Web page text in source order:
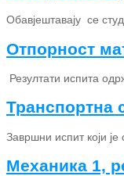
Обавјештавају се
Отпорност
Резултати испита
Транспортна
Завршни испит који
Механика 1,